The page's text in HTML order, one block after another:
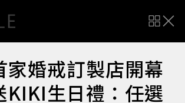
家婚戒訂製店開幕
KIKI生日禮：任選